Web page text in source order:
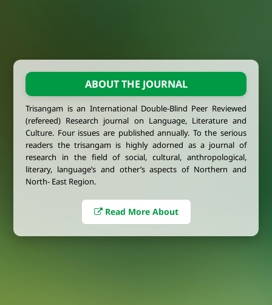
ABOUT THE JOURNAL
Trisangam is an International Double-Blind Peer Reviewed
(refereed) Research journal on Language, Literature and
Culture. Four issues are published annually. To the serious
readers the trisangam is highly adorned as a journal of
research in the field of social, cultural, anthropological,
literary, language’s and other’s aspects of Northern and
North- East Region.
Read More About